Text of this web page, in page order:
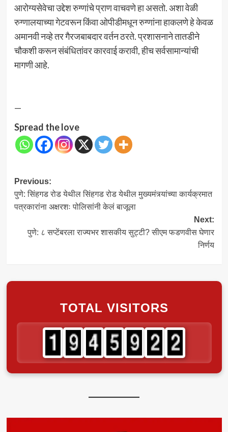
आरोग्यसेवेचा उद्देश रुग्णांचे प्राण वाचवणे हा असतो. अशा वेळी
रुग्णालयाच्या गेटवरून किंवा ओपीडीमधून रुग्णांना हाकलणे हे केवळ
अमानवी नव्हे तर गैरजबाबदार वर्तन ठरते. प्रशासनाने तातडीने
चौकशी करून संबंधितांवर कारवाई करावी, हीच सर्वसामान्यांची
मागणी आहे.
—
Spread the love
Post
navigation
Previous:
पुणे: सिंहगड रोड येथील सिंहगड रोड येथील मुख्यमंत्र्यांच्या कार्यक्रमात
पत्रकारांना अक्षरशः पोलिसांनी केलं बाजूला
Next:
पुणे: ८ सप्टेंबरला राज्यभर शासकीय सुट्टी? सीएम फडणवीस घेणार
निर्णय
TOTAL VISITORS